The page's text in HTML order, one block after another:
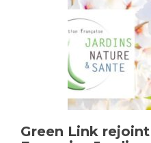
Green Link